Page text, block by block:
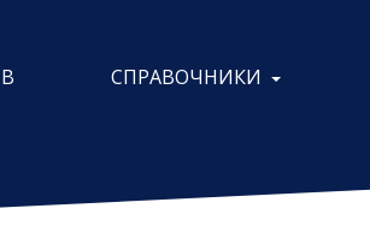
СПРАВОЧНИКИ